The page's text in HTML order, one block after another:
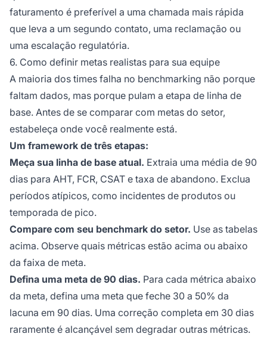
faturamento é preferível a uma chamada mais rápida
que leva a um segundo contato, uma reclamação ou
uma escalação regulatória.
6. Como definir metas realistas para sua equipe
A maioria dos times falha no benchmarking não porque
faltam dados, mas porque pulam a etapa de linha de
base. Antes de se comparar com metas do setor,
estabeleça onde você realmente está.
Um framework de três etapas:
Meça sua linha de base atual. Extraia uma média de 90
dias para AHT, FCR, CSAT e taxa de abandono. Exclua
períodos atípicos, como incidentes de produtos ou
temporada de pico.
Compare com seu benchmark do setor. Use as tabelas
acima. Observe quais métricas estão acima ou abaixo
da faixa de meta.
Defina uma meta de 90 dias. Para cada métrica abaixo
da meta, defina uma meta que feche 30 a 50% da
lacuna em 90 dias. Uma correção completa em 30 dias
raramente é alcançável sem degradar outras métricas.